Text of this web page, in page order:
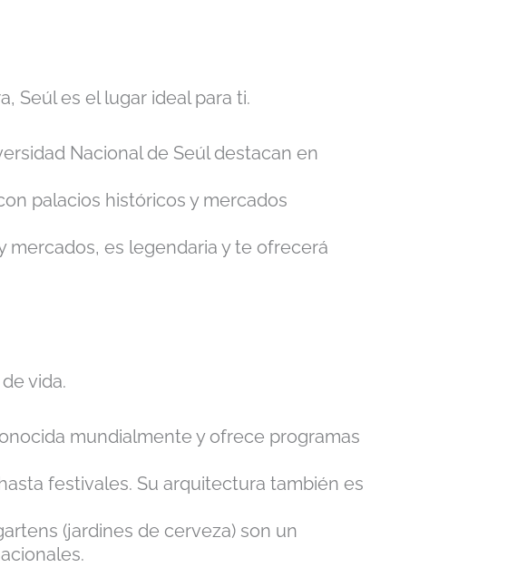
Seúl es el lugar ideal para ti.
Nacional de Seúl destacan en
palacios históricos y mercados
mercados, es legendaria y te ofrecerá
vida.
mundialmente y ofrece programas
festivales. Su arquitectura también es
(jardines de cerveza) son un